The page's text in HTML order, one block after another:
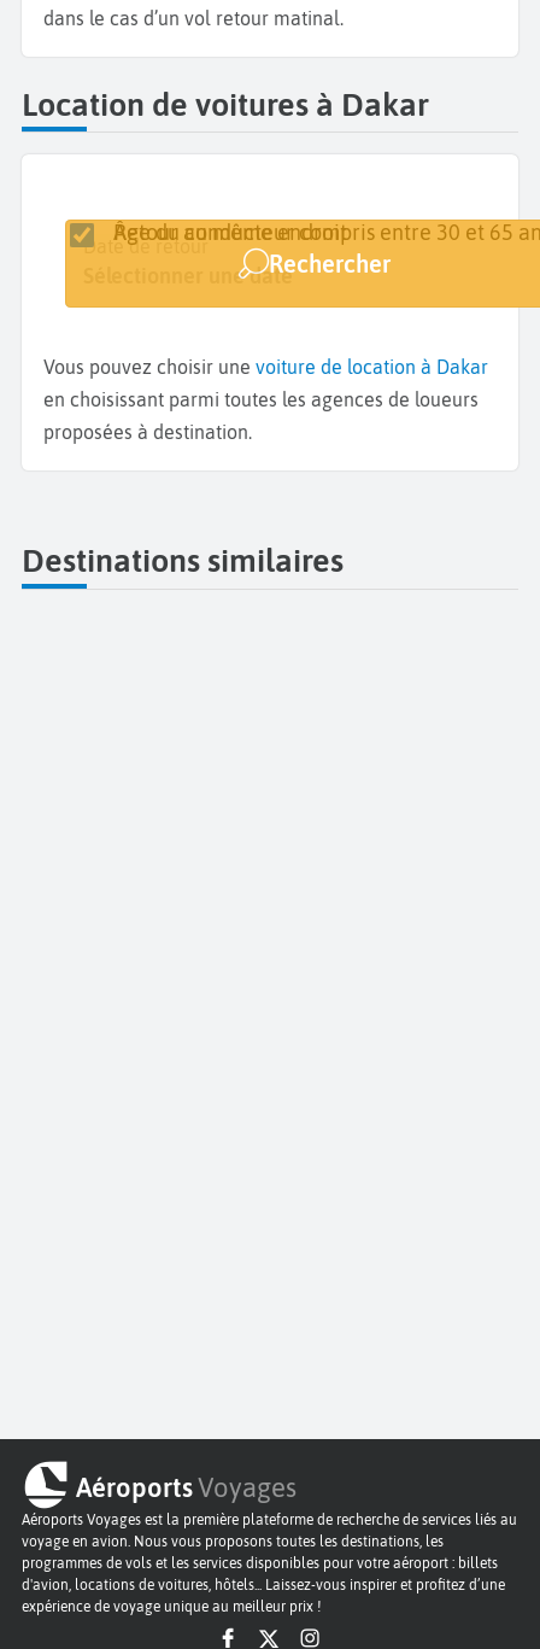
dans le cas d’un vol retour matinal.
Location de voitures à Dakar
Lieu de retrait
Date de retrait
Sélectionner une date
Date de retour
Sélectionner une date
Retour au même endroit
Âge du conducteur compris entre 30 et 65
Rechercher
Vous pouvez choisir une voiture de location à Dakar
en choisissant parmi toutes les agences de loueurs
proposées à destination.
Destinations similaires
AéroportsVoyages
Aéroports Voyages est la première plateforme de recherche de services liés au
voyage en avion. Nous vous proposons toutes les destinations, les
programmes de vols et les services disponibles pour votre aéroport : billets
d'avion, locations de voitures, hôtels... Laissez-vous inspirer et profitez d’une
expérience de voyage unique au meilleur prix !